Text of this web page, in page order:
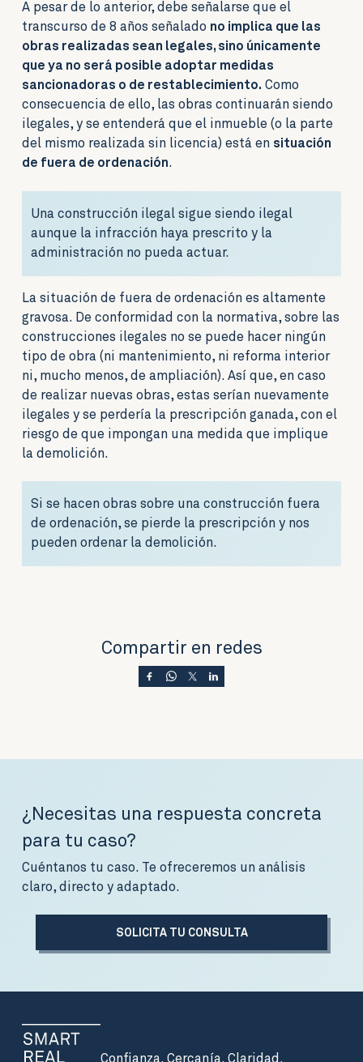
A pesar de lo anterior, debe señalarse que el
transcurso de 8 años señalado no implica que las
obras realizadas sean legales, sino únicamente
que ya no será posible adoptar medidas
sancionadoras o de restablecimiento. Como
consecuencia de ello, las obras continuarán siendo
ilegales, y se entenderá que el inmueble (o la parte
del mismo realizada sin licencia) está en situación
de fuera de ordenación.
Una construcción ilegal sigue siendo ilegal
aunque la infracción haya prescrito y la
administración no pueda actuar.
La situación de fuera de ordenación es altamente
gravosa. De conformidad con la normativa, sobre las
construcciones ilegales no se puede hacer ningún
tipo de obra (ni mantenimiento, ni reforma interior
ni, mucho menos, de ampliación). Así que, en caso
de realizar nuevas obras, estas serían nuevamente
ilegales y se perdería la prescripción ganada, con el
riesgo de que impongan una medida que implique
la demolición.
Si se hacen obras sobre una construcción fuera
de ordenación, se pierde la prescripción y nos
pueden ordenar la demolición.
Compartir en redes
¿Necesitas una respuesta concreta
para tu caso?
Cuéntanos tu caso. Te ofreceremos un análisis
claro, directo y adaptado.
SOLICITA TU CONSULTA
Confianza. Cercanía. Claridad.